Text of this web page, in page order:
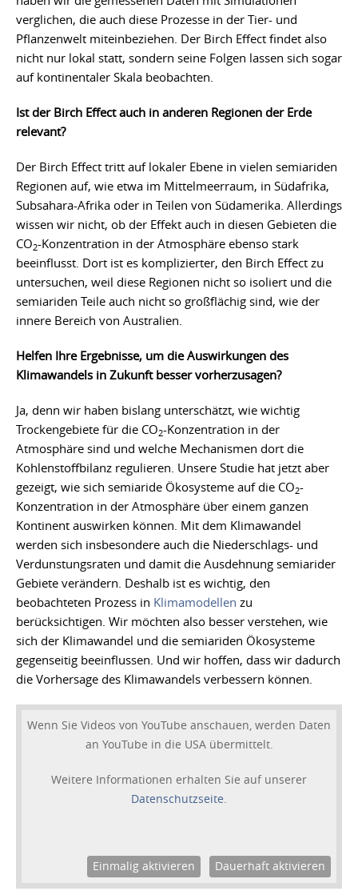
verglichen, die auch diese Prozesse in der Tier- und
Pflanzenwelt miteinbeziehen. Der Birch Effect findet also
nicht nur lokal statt, sondern seine Folgen lassen sich sogar
auf kontinentaler Skala beobachten.
Ist der Birch Effect auch in anderen Regionen der Erde
relevant?
Der Birch Effect tritt auf lokaler Ebene in vielen semiariden
Regionen auf, wie etwa im Mittelmeerraum, in Südafrika,
Subsahara-Afrika oder in Teilen von Südamerika. Allerdings
wissen wir nicht, ob der Effekt auch in diesen Gebieten die
CO2-Konzentration in der Atmosphäre ebenso stark
beeinflusst. Dort ist es komplizierter, den Birch Effect zu
untersuchen, weil diese Regionen nicht so isoliert und die
semiariden Teile auch nicht so großflächig sind, wie der
innere Bereich von Australien.
Helfen Ihre Ergebnisse, um die Auswirkungen des
Klimawandels in Zukunft besser vorherzusagen?
Ja, denn wir haben bislang unterschätzt, wie wichtig
Trockengebiete für die CO2-Konzentration in der
Atmosphäre sind und welche Mechanismen dort die
Kohlenstoffbilanz regulieren. Unsere Studie hat jetzt aber
gezeigt, wie sich semiaride Ökosysteme auf die CO2-
Konzentration in der Atmosphäre über einem ganzen
Kontinent auswirken können. Mit dem Klimawandel
werden sich insbesondere auch die Niederschlags- und
Verdunstungsraten und damit die Ausdehnung semiarider
Gebiete verändern. Deshalb ist es wichtig, den
beobachteten Prozess in Klimamodellen zu
berücksichtigen. Wir möchten also besser verstehen, wie
sich der Klimawandel und die semiariden Ökosysteme
gegenseitig beeinflussen. Und wir hoffen, dass wir dadurch
die Vorhersage des Klimawandels verbessern können.
Wenn Sie Videos von YouTube anschauen, werden Daten
an YouTube in die USA übermittelt.
Weitere Informationen erhalten Sie auf unserer
Datenschutzseite.
Einmalig aktivieren Dauerhaft aktivieren